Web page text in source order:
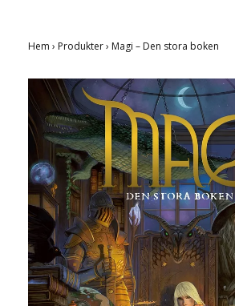
Hem › Produkter› Magi – Den stora boken